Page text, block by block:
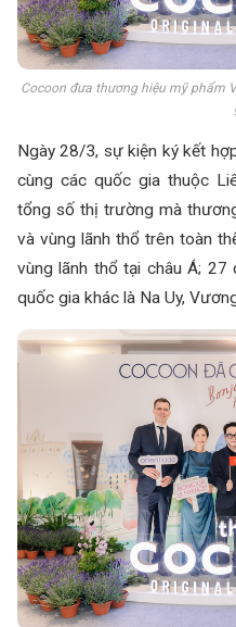
Cocoon đưa thương hiệu mỹ phẩm
Ngày 28/3, sự kiện ký kết
cùng các quốc gia thuộc
tổng số thị trường mà
và vùng lãnh thổ trên toàn
vùng lãnh thổ tại châu Á; 27
quốc gia khác là Na Uy,